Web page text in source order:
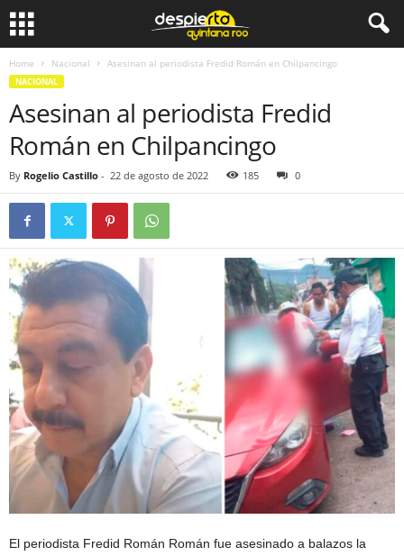
Home Nacional Asesinan al periodista Fredid Román en Chilpancingo
NACIONAL
Asesinan al periodista Fredid
Román en Chilpancingo
By Rogelio Castillo - 22 de agosto de 2022 185 0
El periodista Fredid Román Román fue asesinado a balazos la